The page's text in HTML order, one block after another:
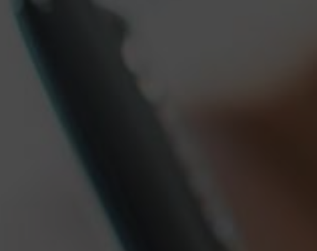
Verificando
requisitos
para
assinatura
digital...